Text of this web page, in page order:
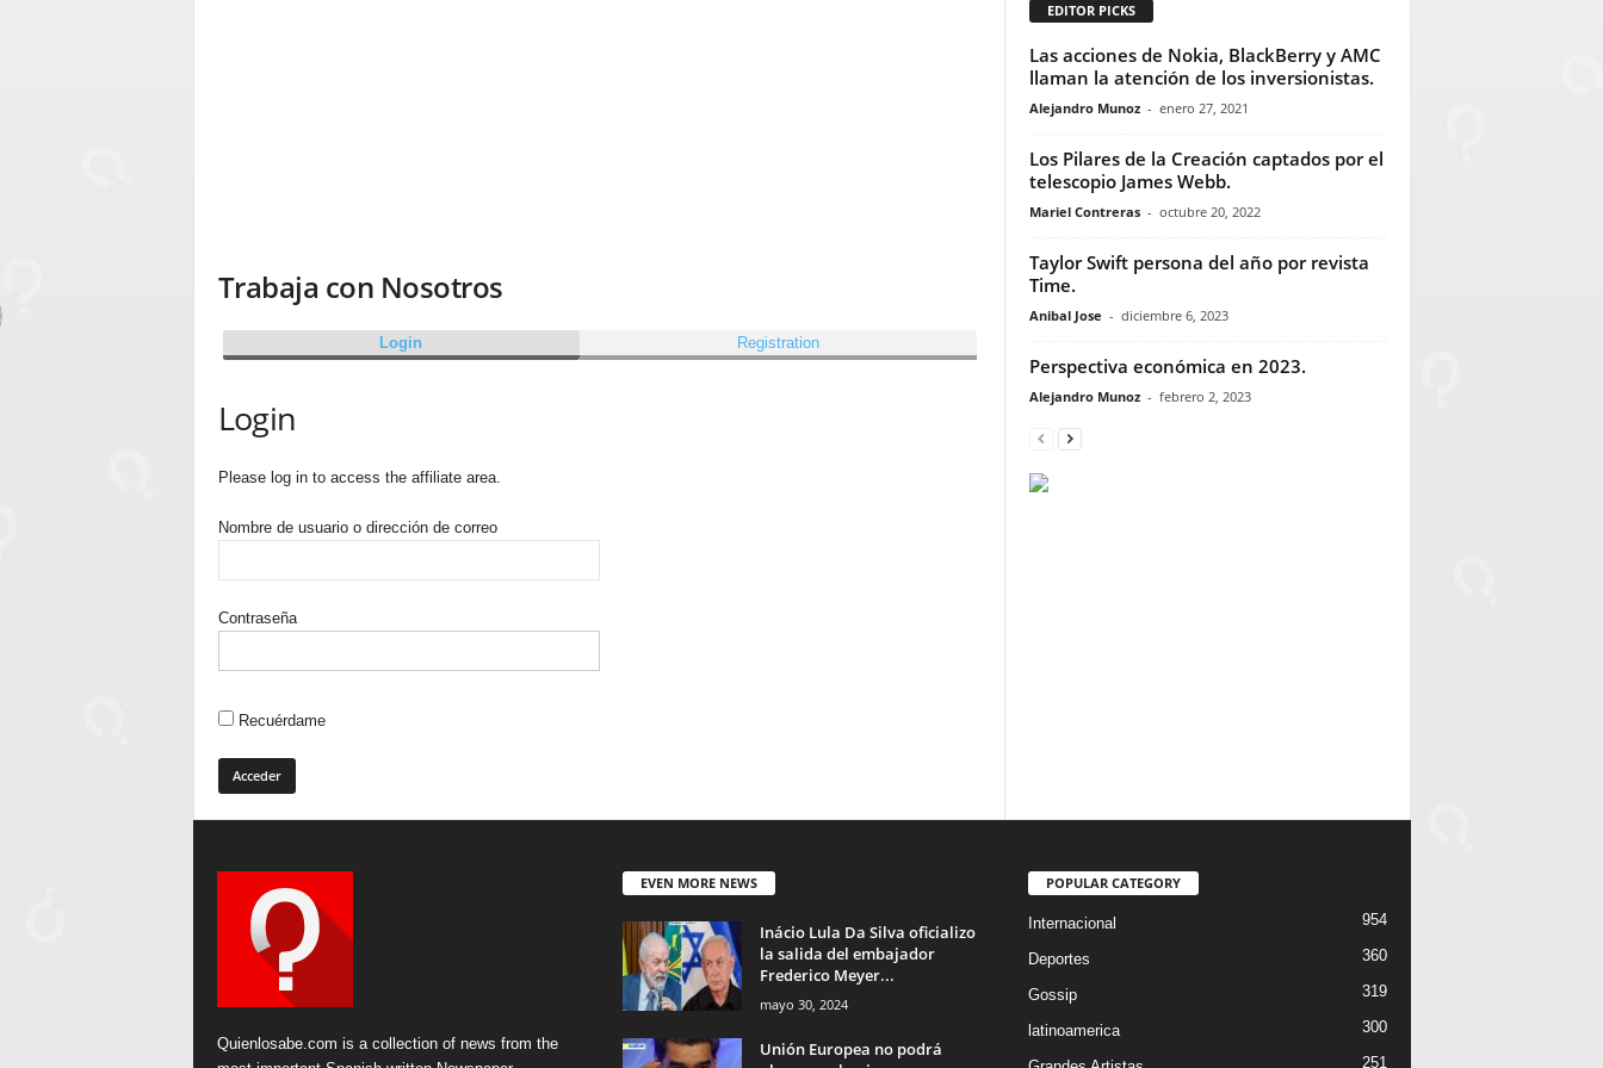
Trabaja con Nosotros
Login Registration
Login
Please log in to access the affiliate area.
Nombre de usuario o dirección de correo
Contraseña
Recuérdame
EDITOR PICKS
Las acciones de Nokia, BlackBerry y AMC
llaman la atención de los inversionistas.
Alejandro Munoz - enero 27, 2021
Los Pilares de la Creación captados por el
telescopio James Webb.
Mariel Contreras - octubre 20, 2022
Taylor Swift persona del año por revista
Time.
Anibal Jose - diciembre 6, 2023
Perspectiva económica en 2023.
Alejandro Munoz - febrero 2, 2023
Quienlosabe.com is a collection of news from the
EVEN MORE NEWS
Inácio Lula Da Silva oficializo
la salida del embajador
Frederico Meyer...
mayo 30, 2024
Unión Europea no podrá
POPULAR CATEGORY
Internacional 954
Deportes 360
Gossip 319
latinoamerica 300
251